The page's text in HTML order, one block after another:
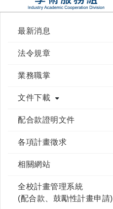
最新消息
法令規章
業務職掌
文件下載
配合款證明文件
各項計畫徵求
相關網站
全校計畫管理系統
(配合款、鼓勵性計畫申請)